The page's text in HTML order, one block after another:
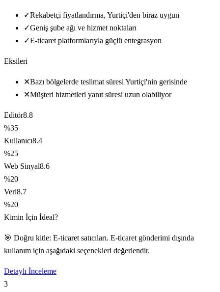
✓Rekabetçi fiyatlandırma, Yurtiçi'den biraz uygun
✓Geniş şube ağı ve hizmet noktaları
✓E-ticaret platformlarıyla güçlü entegrasyon
Eksileri
✕Bazı bölgelerde teslimat süresi Yurtiçi'nin gerisinde
✕Müşteri hizmetleri yanıt süresi uzun olabiliyor
Editör8.8
%35
Kullanıcı8.4
%25
Web Sinyal8.6
%20
Veri8.7
%20
Kimin İçin İdeal?
🎯 Doğru kitle: E-ticaret satıcıları. E-ticaret gönderimi dışında
kullanım için aşağıdaki seçenekleri değerlendir.
Detaylı İnceleme
3